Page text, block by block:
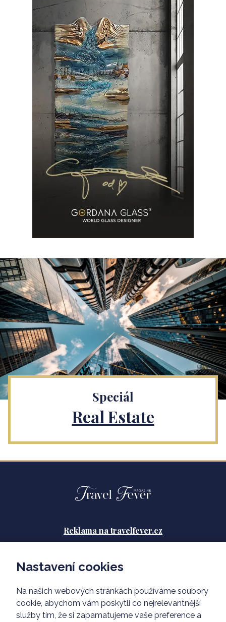
Speciál
Real Estate
Reklama na travelfever.cz
O nás
Nastavení cookies
Na našich webových stránkách používáme soubory
cookie, abychom vám poskytli co nejrelevantnější
služby tím, že si zapamatujeme vaše preference a